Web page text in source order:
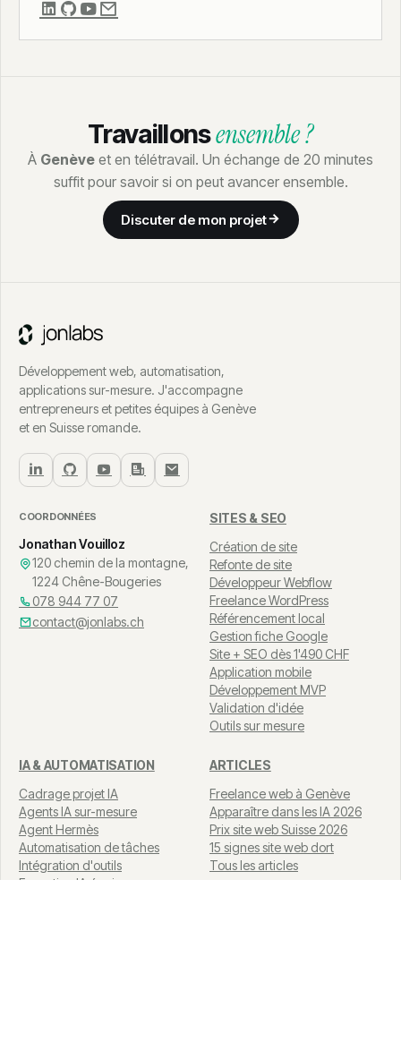
Travaillonsensemble ?
À Genève et en télétravail. Un échange de 20 minutes
suffit pour savoir si on peut avancer ensemble.
Discuter de mon projet
Développement web, automatisation,
applications sur-mesure. J'accompagne
entrepreneurs et petites équipes à Genève
et en Suisse romande.
COORDONNÉES
Jonathan Vouilloz
120 chemin de la montagne,
1224 Chêne-Bougeries
078 944 77 07
contact@jonlabs.ch
SITES & SEO
Création de site
Refonte de site
Développeur Webflow
Freelance WordPress
Référencement local
Gestion fiche Google
Site + SEO dès 1'490 CHF
Application mobile
Développement MVP
Validation d'idée
Outils sur mesure
IA & AUTOMATISATION
Cadrage projet IA
Agents IA sur-mesure
Agent Hermès
Automatisation de tâches
Intégration d'outils
Formation IA équipe
ARTICLES
Freelance web à Genève
Apparaître dans les IA 2026
Prix site web Suisse 2026
15 signes site web dort
Tous les articles